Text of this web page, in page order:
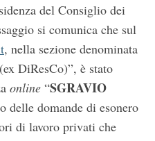
del Consiglio dei
si comunica che sul
, nella sezione denominata
DiResCo)”, è stato
online“SGRAVIO
delle domande di esonero
di lavoro privati che